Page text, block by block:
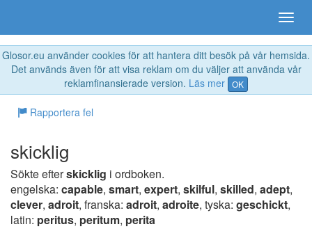
Glosor.eu använder cookies för att hantera ditt besök på vår hemsida.
Det används även för att visa reklam om du väljer att använda vår
reklamfinansierade version. Läs mer OK
Rapportera fel
skicklig
Sökte efterskicklig i ordboken.
engelska: capable, smart, expert, skilful, skilled, adept,
clever, adroit, franska: adroit, adroite, tyska: geschickt,
latin: peritus, peritum, perita